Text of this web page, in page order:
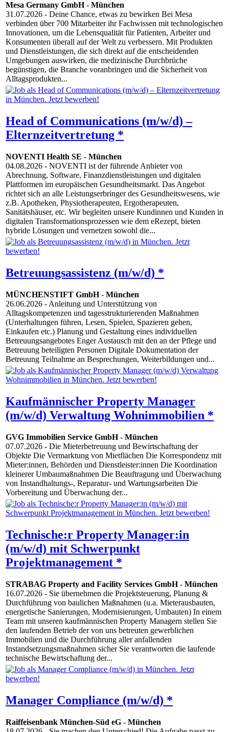
Mesa Germany GmbH- München
31.07.2026 - Deine Chance, etwas zu bewirken Bei Mesa
verbinden über 700 Mitarbeiter ihr Fachwissen mit technologischen
Innovationen, um die Lebensqualität für Patienten, Arbeiter und
Konsumenten überall auf der Welt zu verbessern. Mit Produkten
und Dienstleistungen, die sich direkt auf die entscheidenden
Umgebungen auswirken, die medizinische Durchbrüche
begünstigen, die Branche voranbringen und die Sicherheit von
Alltagsprodukten...
Head of Communications (m/w/d) –
Elternzeitvertretung *
NOVENTI Health SE - München
04.08.2026 - NOVENTI ist der führende Anbieter von
Abrechnung, Software, Finanzdienstleistungen und digitalen
Plattformen im europäischen Gesundheitsmarkt. Das Angebot
richtet sich an alle Leistungserbringer des Gesundheitswesens, wie
z.B. Apotheken, Physiotherapeuten, Ergotherapeuten,
Sanitätshäuser, etc. Wir begleiten unsere Kundinnen und Kunden in
digitalen Transformationsprozessen wie dem eRezept, bieten
hybride Lösungen und vernetzen sowohl die...
Betreuungsassistenz (m/w/d) *
MÜNCHENSTIFT GmbH- München
26.06.2026 - Anleitung und Unterstützung von
Alltagskompetenzen und tagesstrukturierenden Maßnahmen
(Unterhaltungen führen, Lesen, Spielen, Spazieren gehen,
Einkaufen etc.) Planung und Gestaltung eines individuellen
Betreuungsangebotes Enger Austausch mit den an der Pflege und
Betreuung beteiligten Personen Digitale Dokumentation der
Betreuung Teilnahme an Besprechungen, Weiterbildungen und...
Kaufmännischer Property Manager
(m/w/d) Verwaltung Wohnimmobilien *
GVG Immobilien Service GmbH- München
07.07.2026 - Die Mieterbetreuung und Bewirtschaftung der
Objekte Die Vermarktung von Mietflächen Die Korrespondenz mit
Mieter:innen, Behörden und Dienstleister:innen Die Koordination
kleinerer Umbaumaßnahmen Die Beauftragung und Überwachung
von Instandhaltungs-, Reparatur- und Wartungsarbeiten Die
Vorbereitung und Überwachung der...
Technische:r Property Manager:in
(m/w/d) mit Schwerpunkt
Projektmanagement *
STRABAG Property and Facility Services GmbH- München
16.07.2026 - Sie übernehmen die Projektsteuerung, Planung &
Durchführung von baulichen Maßnahmen (u.a. Mieterausbauten,
energetische Sanierungen, Modernisierungen, Umbauten) In einem
Team mit unseren kaufmännischen Property Managern stellen Sie
den laufenden Betrieb der von uns betreuten gewerblichen
Immobilien und die Durchführung aller anfallenden
Instandsetzungsmaßnahmen sicher Sie verantworten die laufende
technische Bewirtschaftung der...
Manager Compliance (m/w/d) *
Raiffeisenbank München-Süd eG - München